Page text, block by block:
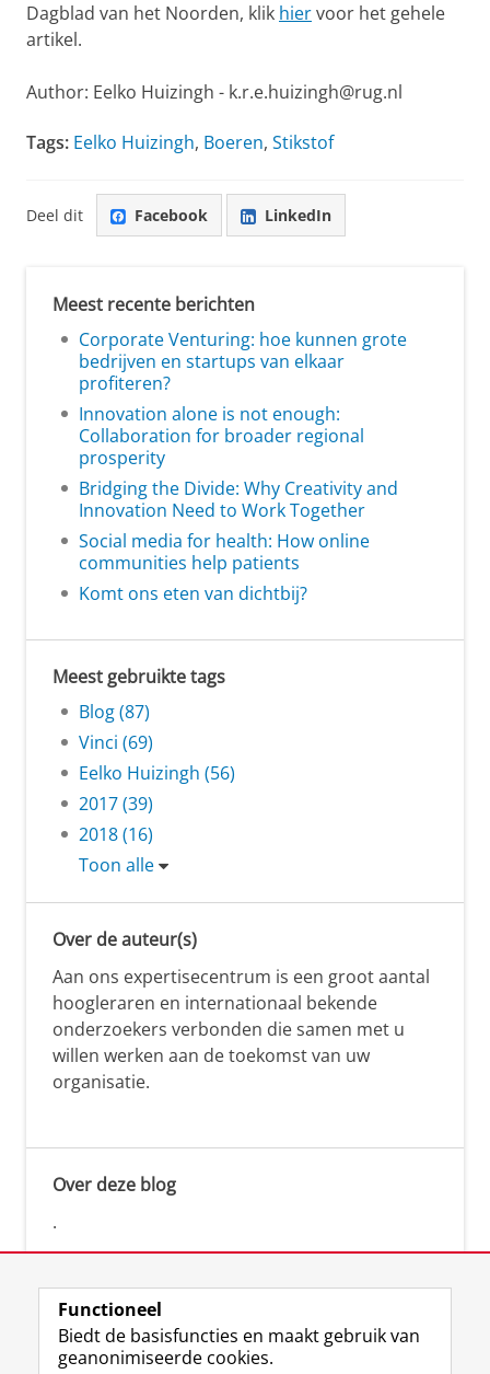
Dagblad van het Noorden, klik hiervoor het gehele
artikel.
Author: Eelko Huizingh - k.r.e.huizingh@rug.nl
Tags: Eelko Huizingh, Boeren, Stikstof
Deel dit Facebook LinkedIn
Meest recente berichten
Corporate Venturing: hoe kunnen grote
bedrijven en startups van elkaar
profiteren?
Innovation alone is not enough:
Collaboration for broader regional
prosperity
Bridging the Divide: Why Creativity and
Innovation Need to Work Together
Social media for health: How online
communities help patients
Komt ons eten van dichtbij?
Meest gebruikte tags
Blog (87)
Vinci (69)
Eelko Huizingh (56)
2017 (39)
2018 (16)
Toon alle
Over de auteur(s)
Aan ons expertisecentrum is een groot aantal
hoogleraren en internationaal bekende
onderzoekers verbonden die samen met u
willen werken aan de toekomst van uw
organisatie.
Over deze blog
.
Functioneel
Biedt de basisfuncties en maakt gebruik van
geanonimiseerde cookies.